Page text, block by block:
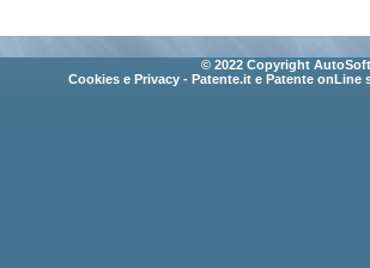
© 2022 Copyright
Cookies e Privacy - Patente.it e Patente onLine